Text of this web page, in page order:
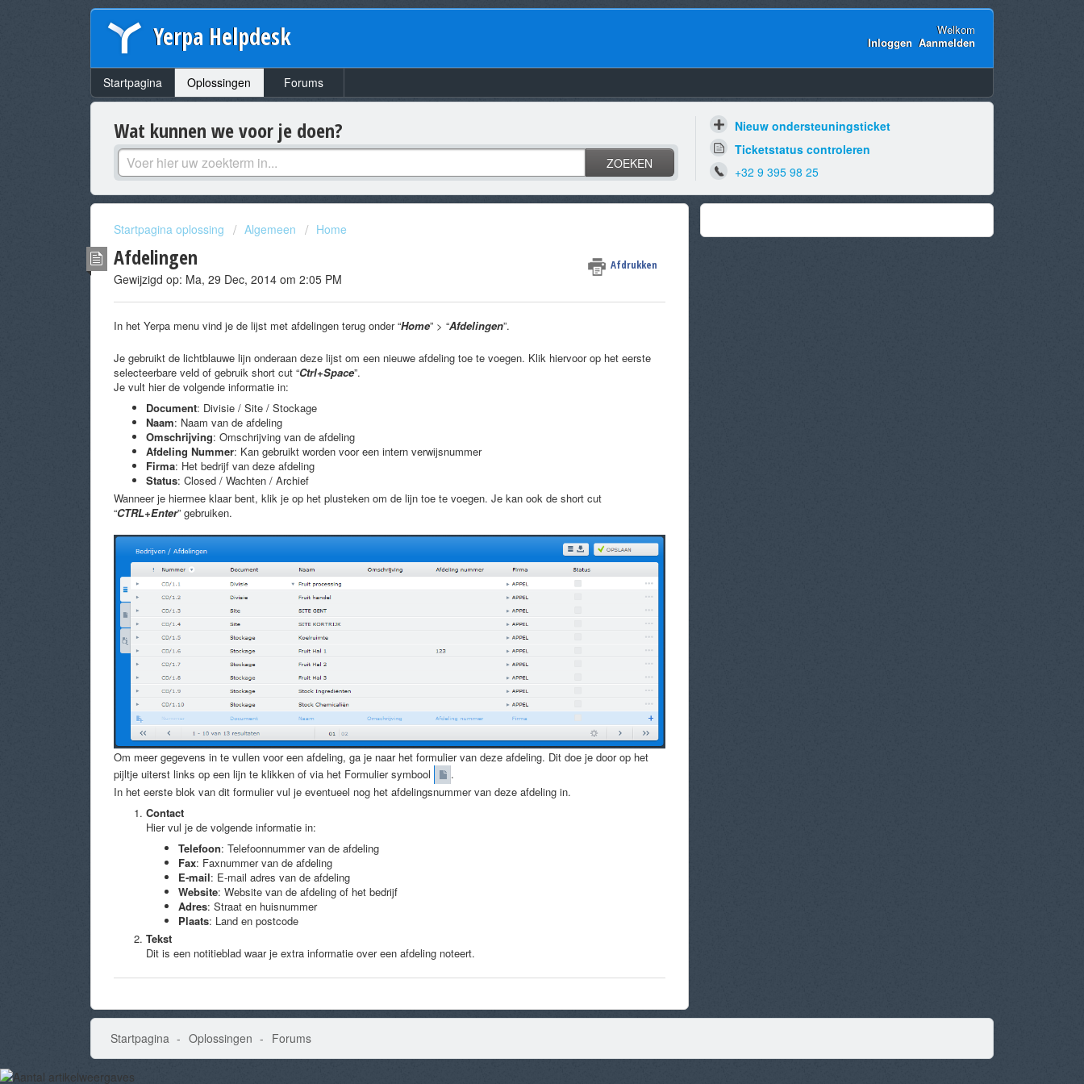
Yerpa Helpdesk
Welkom
Inloggen Aanmelden
Startpagina Oplossingen Forums
Wat kunnen we voor je doen?
ZOEKEN
Nieuw ondersteuningsticket
Ticketstatus controleren
+32 9 395 98 25
Startpagina oplossing Algemeen Home
Afdelingen Afdrukken
Gewijzigd op: Ma, 29 Dec, 2014 om 2:05 PM
In het Yerpa menu vind je de lijst met afdelingen terug onder “Home” > “Afdelingen”.
Je gebruikt de lichtblauwe lijn onderaan deze lijst om een nieuwe afdeling toe te voegen. Klik hiervoor op het eerste
selecteerbare veld of gebruik short cut “Ctrl+Space”.
Je vult hier de volgende informatie in:
Document: Divisie / Site / Stockage
Naam: Naam van de afdeling
Omschrijving: Omschrijving van de afdeling
Afdeling Nummer: Kan gebruikt worden voor een intern verwijsnummer
Firma: Het bedrijf van deze afdeling
Status: Closed / Wachten / Archief
Wanneer je hiermee klaar bent, klik je op het plusteken om de lijn toe te voegen. Je kan ook de short cut
“CTRL+Enter” gebruiken.
Om meer gegevens in te vullen voor een afdeling, ga je naar het formulier van deze afdeling. Dit doe je door op het
pijltje uiterst links op een lijn te klikken of via het Formulier symbool
.
In het eerste blok van dit formulier vul je eventueel nog het afdelingsnummer van deze afdeling in.
Contact
Hier vul je de volgende informatie in:
Telefoon: Telefoonnummer van de afdeling
Fax: Faxnummer van de afdeling
E-mail: E-mail adres van de afdeling
Website: Website van de afdeling of het bedrijf
Adres: Straat en huisnummer
Plaats: Land en postcode
Tekst
Dit is een notitieblad waar je extra informatie over een afdeling noteert.
Startpagina Oplossingen Forums